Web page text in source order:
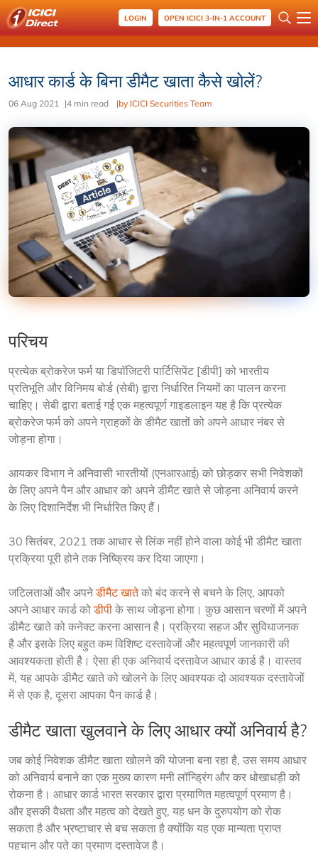
LOGIN OPEN ICICI 3-IN-1 ACCOUNT
आधार कार्ड के बिना डीमैट खाता कैसे खोलें?
06 Aug 2021 |4 min read |by ICICI Securities Team
परिचय
प्रत्येक ब्रोकरेज फर्म या डिपॉजिटरी पार्टिसिपेंट [डीपी] को भारतीय
प्रतिभूति और विनिमय बोर्ड (सेबी) द्वारा निर्धारित नियमों का पालन करना
चाहिए। सेबी द्वारा बताई गई एक महत्वपूर्ण गाइडलाइन यह है कि प्रत्येक
ब्रोकरेज फर्म को अपने ग्राहकों के डीमैट खातों को अपने आधार नंबर से
जोड़ना होगा।
आयकर विभाग ने अनिवासी भारतीयों (एनआरआई) को छोड़कर सभी निवेशकों
के लिए अपने पैन और आधार को अपने डीमैट खाते से जोड़ना अनिवार्य करने
के लिए दिशानिर्देश भी निर्धारित किए हैं।
30 सितंबर, 2021 तक आधार से लिंक नहीं होने वाला कोई भी डीमैट खाता
प्रक्रिया पूरी होने तक निष्क्रिय कर दिया जाएगा।
जटिलताओं और अपने डीमैट खाते को बंद करने से बचने के लिए, आपको
अपने आधार कार्ड को डीपी के साथ जोड़ना होगा। कुछ आसान चरणों में अपने
डीमैट खाते को कनेक्ट करना आसान है। प्रक्रिया सहज और सुविधाजनक
है और इसके लिए बहुत कम विशिष्ट दस्तावेजों और महत्वपूर्ण जानकारी की
आवश्यकता होती है। ऐसा ही एक अनिवार्य दस्तावेज आधार कार्ड है। वास्तव
में, यह आपके डीमैट खाते को खोलने के लिए आवश्यक दो आवश्यक दस्तावेजों
में से एक है, दूसरा आपका पैन कार्ड है।
डीमैट खाता खुलवाने के लिए आधार क्यों अनिवार्य है?
जब कोई निवेशक डीमैट खाता खोलने की योजना बना रहा है, उस समय आधार
को अनिवार्य बनाने का एक मुख्य कारण मनी लॉन्ड्रिंग और कर धोखाधड़ी को
रोकना है। आधार कार्ड भारत सरकार द्वारा प्रमाणित महत्वपूर्ण प्रमाण है।
और इसकी वैधता और महत्व को देखते हुए, यह धन के दुरुपयोग को रोक
सकता है और भ्रष्टाचार से बच सकता है क्योंकि यह एक मान्यता प्राप्त
पहचान और पते का प्रमाण दस्तावेज है।